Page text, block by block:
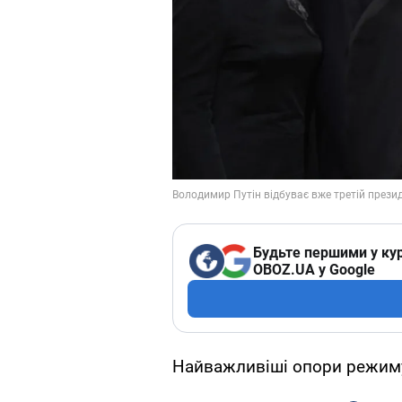
Будьте першими у
OBOZ.UA у Google
Найважливіші опори